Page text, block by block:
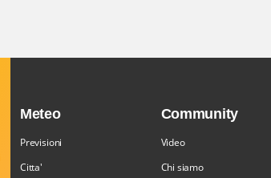
Meteo
Previsioni
Citta'
Community
Video
Chi siamo